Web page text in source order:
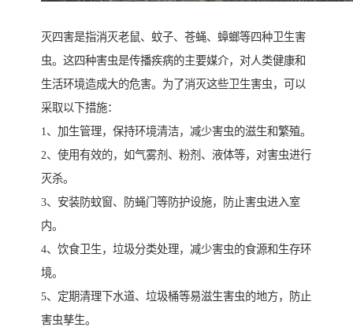
灭四害是指消灭老鼠、蚊子、苍蝇、蟑螂等四种卫生害
虫。这四种害虫是传播疾病的主要媒介，对人类健康和
生活环境造成大的危害。为了消灭这些卫生害虫，可以
采取以下措施：
1、加生管理，保持环境清洁，减少害虫的滋生和繁殖。
2、使用有效的，如气雾剂、粉剂、液体等，对害虫进行
灭杀。
3、安装防蚊窗、防蝇门等防护设施，防止害虫进入室
内。
4、饮食卫生，垃圾分类处理，减少害虫的食源和生存环
境。
5、定期清理下水道、垃圾桶等易滋生害虫的地方，防止
害虫孳生。